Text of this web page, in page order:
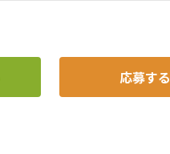
応募する